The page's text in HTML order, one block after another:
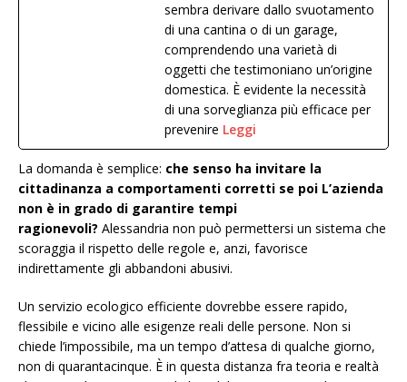
sembra derivare dallo svuotamento
di una cantina o di un garage,
comprendendo una varietà di
oggetti che testimoniano un’origine
domestica. È evidente la necessità
di una sorveglianza più efficace per
prevenire Leggi
La domanda è semplice: che senso ha invitare la
cittadinanza a comportamenti corretti se poi L’azienda
non è in grado di garantire tempi
ragionevoli? Alessandria non può permettersi un sistema che
scoraggia il rispetto delle regole e, anzi, favorisce
indirettamente gli abbandoni abusivi.
Un servizio ecologico efficiente dovrebbe essere rapido,
flessibile e vicino alle esigenze reali delle persone. Non si
chiede l’impossibile, ma un tempo d’attesa di qualche giorno,
non di quarantacinque. È in questa distanza fra teoria e realtà